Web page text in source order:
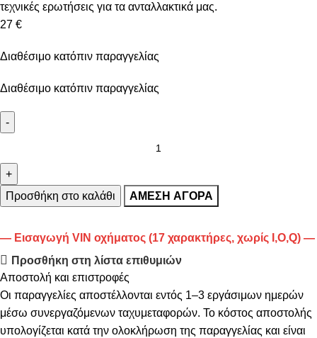
τεχνικές ερωτήσεις για τα ανταλλακτικά μας.
27 €
Διαθέσιμο κατόπιν παραγγελίας
Διαθέσιμο κατόπιν παραγγελίας
Προσθήκη στο καλάθι ΆΜΕΣΗ ΑΓΟΡΆ
— Εισαγωγή VIN οχήματος (17 χαρακτήρες, χωρίς I,O,Q) —
Προσθήκη στη λίστα επιθυμιών
Αποστολή και επιστροφές
Οι παραγγελίες αποστέλλονται εντός 1–3 εργάσιμων ημερών
μέσω συνεργαζόμενων ταχυμεταφορών. Το κόστος αποστολής
υπολογίζεται κατά την ολοκλήρωση της παραγγελίας και είναι